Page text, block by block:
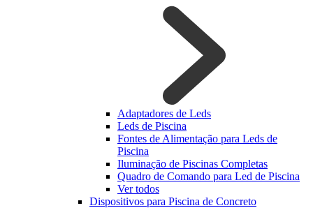
Adaptadores de Leds
Leds de Piscina
Fontes de Alimentação para Leds de
Piscina
Iluminação de Piscinas Completas
Quadro de Comando para Led de Piscina
Ver todos
Dispositivos para Piscina de Concreto